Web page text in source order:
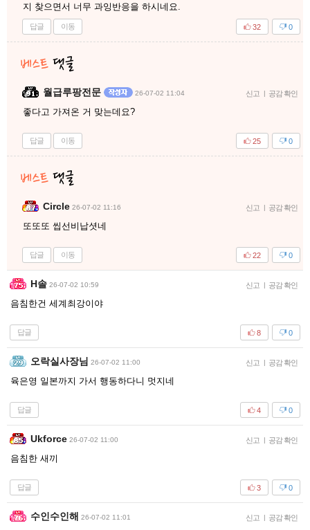
지 찾으면서 너무 과잉반응을 하시네요.
답글 이동 0
32
월급루팡전문 26-07-02 11:04 신고 공감 확인
좋다고 가져온 거 맞는데요?
답글 이동 0
25
Circle 26-07-02 11:16 신고 공감 확인
또또또 씹선비납셧네
답글 이동 0
22
H솔 26-07-02 10:59 신고 공감 확인
음침한건 세계최강이야
답글 0
8
오락실사장님 26-07-02 11:00 신고 공감 확인
육은영 일본까지 가서 행동하다니 멋지네
답글 0
4
Ukforce 26-07-02 11:00 신고 공감 확인
음침한 새끼
답글 0
3
수인수인해 26-07-02 11:01 신고 공감 확인